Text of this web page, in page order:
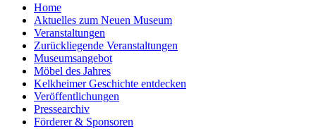
Home
Aktuelles zum Neuen Museum
Veranstaltungen
Zurückliegende Veranstaltungen
Museumsangebot
Möbel des Jahres
Kelkheimer Geschichte entdecken
Veröffentlichungen
Pressearchiv
Förderer & Sponsoren